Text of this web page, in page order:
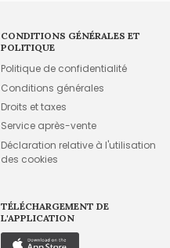
CONDITIONS GÉNÉRALES ET
POLITIQUE
Politique de confidentialité
Conditions générales
Droits et taxes
Service après-vente
Déclaration relative à l'utilisation
des cookies
TÉLÉCHARGEMENT DE
L'APPLICATION